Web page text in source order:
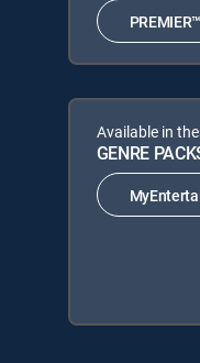
PREMIER™
Available in
GENRE